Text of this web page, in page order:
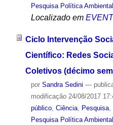
Pesquisa Política Ambiental
Localizado em
Ciclo Intervenção
Científico: Redes
Coletivos (décimo
por Sandra Sedini —
modificação24/08/2017
público, Ciência, Pesquisa,
Pesquisa Política Ambiental